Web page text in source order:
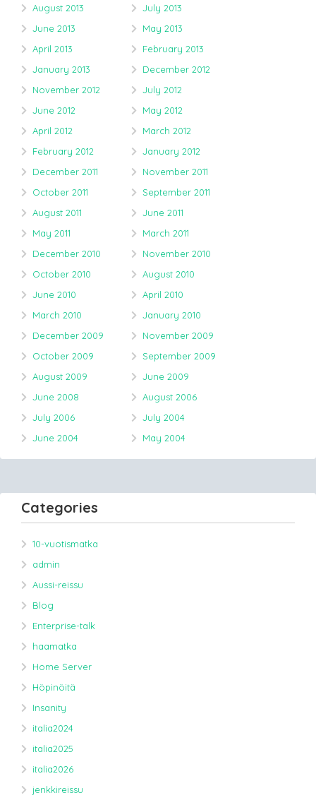
August 2013
July 2013
June 2013
May 2013
April 2013
February 2013
January 2013
December 2012
November 2012
July 2012
June 2012
May 2012
April 2012
March 2012
February 2012
January 2012
December 2011
November 2011
October 2011
September 2011
August 2011
June 2011
May 2011
March 2011
December 2010
November 2010
October 2010
August 2010
June 2010
April 2010
March 2010
January 2010
December 2009
November 2009
October 2009
September 2009
August 2009
June 2009
June 2008
August 2006
July 2006
July 2004
June 2004
May 2004
Categories
10-vuotismatka
admin
Aussi-reissu
Blog
Enterprise-talk
haamatka
Home Server
Höpinöitä
Insanity
italia2024
italia2025
italia2026
jenkkireissu